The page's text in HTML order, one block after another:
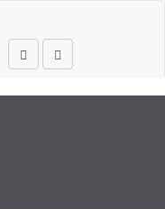
Rechercher